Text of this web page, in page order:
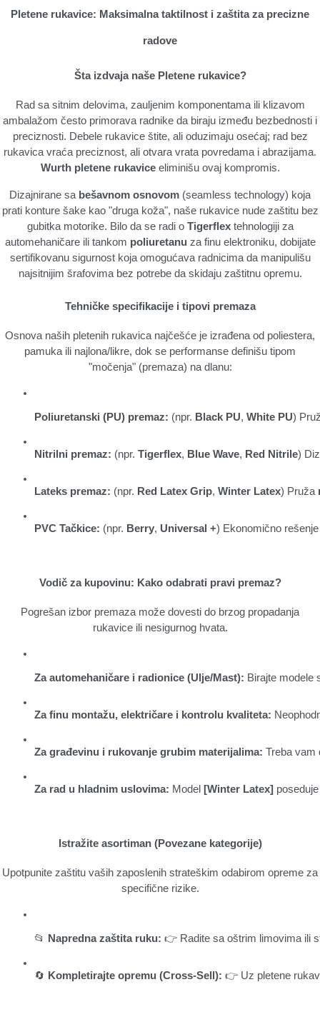
Pletene rukavice: Maksimalna taktilnost i zaštita za precizne
radove
Šta izdvaja naše Pletene rukavice?
Rad sa sitnim delovima, zauljenim komponentama ili klizavom
ambalažom često primorava radnike da biraju između bezbednosti i
preciznosti. Debele rukavice štite, ali oduzimaju osećaj; rad bez
rukavica vraća preciznost, ali otvara vrata povredama i abrazijama.
Wurth pletene rukaviceeliminišu ovaj kompromis.
Dizajnirane sa bešavnom osnovom (seamless technology) koja
prati konture šake kao "druga koža", naše rukavice nude zaštitu bez
gubitka motorike. Bilo da se radi o Tigerflextehnologiji za
automehaničare ili tankom poliuretanu za finu elektroniku, dobijate
sertifikovanu sigurnost koja omogućava radnicima da manipulišu
najsitnijim šrafovima bez potrebe da skidaju zaštitnu opremu.
Tehničke specifikacije i tipovi premaza
Osnova naših pletenih rukavica najčešće je izrađena od poliestera,
pamuka ili najlona/likre, dok se performanse definišu tipom
"močenja" (premaza) na dlanu:
Poliuretanski (PU) premaz: (npr. Black PU, White PU)
Nitrilni premaz: (npr. Tigerflex, Blue Wave, Red Nitrile)
Lateks premaz: (npr. Red Latex Grip, Winter Latex) Pruža
PVC Tačkice: (npr. Berry, Universal +) Ekonomično
Vodič za kupovinu: Kako odabrati pravi premaz?
Pogrešan izbor premaza može dovesti do brzog propadanja
rukavice ili nesigurnog hvata.
Za automehaničare i radionice (Ulje/Mast): Birajte modele
Za finu montažu, električare i kontrolu kvaliteta:
Za građevinu i rukovanje grubim materijalima: Treba vam
Za rad u hladnim uslovima: Model [Winter Latex]
Istražite asortiman (Povezane kategorije)
Upotpunite zaštitu vaših zaposlenih strateškim odabirom opreme za
specifične rizike.
📂 Napredna zaštita ruku: 👉 Radite sa oštrim limovima ili
🔄 Kompletirajte opremu (Cross-Sell): 👉 Uz pletene